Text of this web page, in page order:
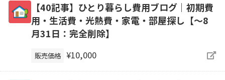
【40記事】ひとり暮らし費用ブログ｜初期費
用・生活費・光熱費・家電・部屋探し【～8
月31日：完全削除】
販売価格 ¥10,000